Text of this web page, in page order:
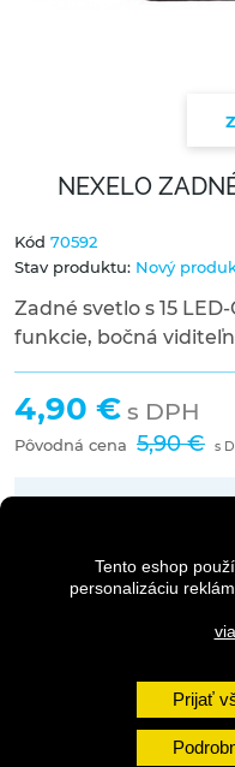
Tento eshop
personalizáciu
Prijať
NEXELO
Kód 70592
Stav produktu: Nový
Zadné svetlo s 15
funkcie, bočná
4,90 € s DPH
Pôvodná cena 5,90 € s
Dostupnosť: 2-5